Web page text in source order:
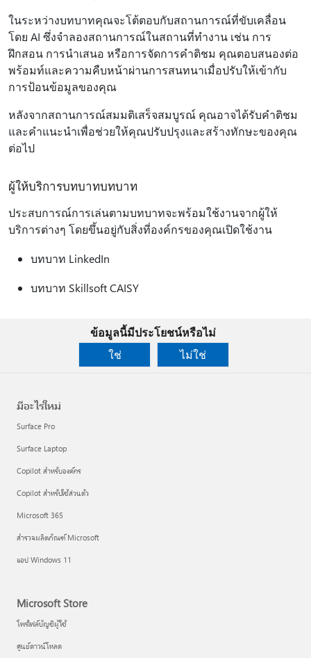
ในระหว่างบทบาทคุณจะโต้ตอบกับสถานการณ์ที่ขับเคลื่อน
โดย AI ซึ่งจําลองสถานการณ์ในสถานที่ทํางาน เช่น การ
ฝึกสอน การนําเสนอ หรือการจัดการคําติชม คุณตอบสนองต่อ
พร้อมท์และความคืบหน้าผ่านการสนทนาเมื่อปรับให้เข้ากับ
การป้อนข้อมูลของคุณ
หลังจากสถานการณ์สมมติเสร็จสมบูรณ์ คุณอาจได้รับคําติชม
และคําแนะนําเพื่อช่วยให้คุณปรับปรุงและสร้างทักษะของคุณ
ต่อไป
ผู้ให้บริการบทบาทบทบาท
ประสบการณ์การเล่นตามบทบาทจะพร้อมใช้งานจากผู้ให้
บริการต่างๆ โดยขึ้นอยู่กับสิ่งที่องค์กรของคุณเปิดใช้งาน
บทบาท LinkedIn
บทบาท Skillsoft CAISY
ข้อมูลนี้มีประโยชน์หรือไม่
ใช่
ไม่ใช่
มีอะไรใหม่
Surface Pro
Surface Laptop
Copilot สำหรับองค์กร
Copilot สำหรับใช้ส่วนตัว
Microsoft 365
สำรวจผลิตภัณฑ์ Microsoft
แอป Windows 11
Microsoft Store
โพรไฟล์บัญชีผู้ใช้
ศูนย์ดาวน์โหลด